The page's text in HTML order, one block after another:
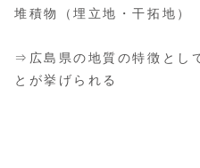
堆積物（埋立地・干拓地）
⇒広島県の地質の特徴とし
とが挙げられる